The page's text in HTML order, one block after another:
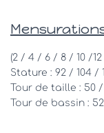
(2 / 4 / 6 / 8 / 10 /12
Stature : 92 / 104 /
Tour de taille : 50
Tour de bassin :